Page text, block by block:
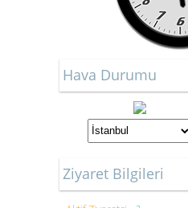
Hava Durumu
Ziyaret Bilgileri